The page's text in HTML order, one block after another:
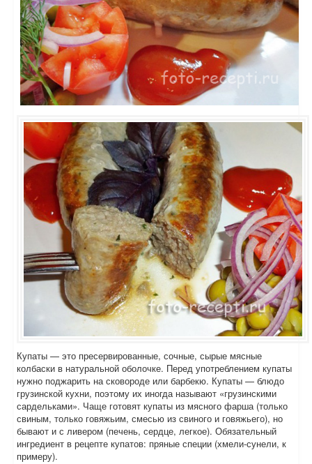
Купаты — это пресервированные, сочные, сырые мясные
колбаски в натуральной оболочке. Перед употреблением купаты
нужно поджарить на сковороде или барбекю. Купаты — блюдо
грузинской кухни, поэтому их иногда называют «грузинскими
сардельками». Чаще готовят купаты из мясного фарша (только
свиным, только говяжьим, смесью из свиного и говяжьего), но
бывают и с ливером (печень, сердце, легкое). Обязательный
ингредиент в рецепте купатов: пряные специи (хмели-сунели, к
примеру).